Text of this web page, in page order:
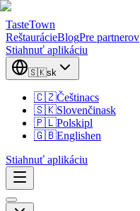
TasteTown
ReštaurácieBlogPre partnerov
Stiahnuť aplikáciu
🇸🇰sk
🇨🇿Češtinacs
🇸🇰Slovenčinask
🇵🇱Polskipl
🇬🇧Englishen
Stiahnuť aplikáciu